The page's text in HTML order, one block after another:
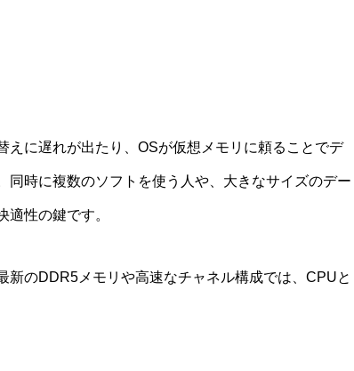
えに遅れが出たり、OSが仮想メモリに頼ることでデ
同時に複数のソフトを使う人や、大きなサイズのデー
性の鍵です。
新のDDR5メモリや高速なチャネル構成では、CPUと